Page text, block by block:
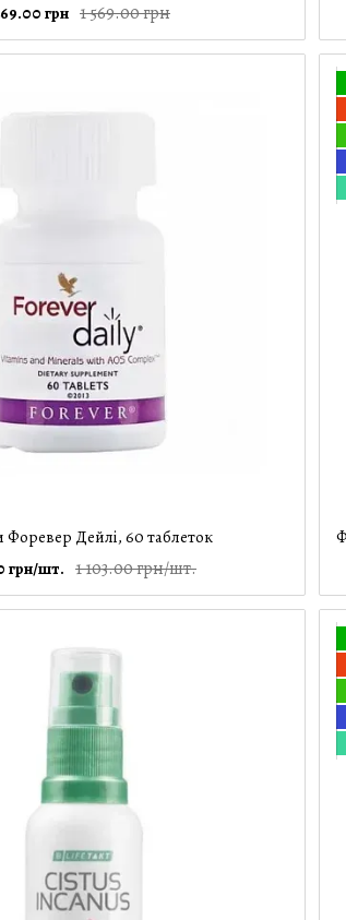
1 569.00 грн
грн
Форевер Дейлі, 60 таблеток
1 103.00 грн/шт.
грн/шт.